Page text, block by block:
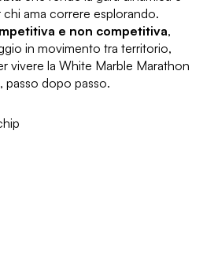
ama correre esplorando.
e non competitiva,
in movimento tra territorio,
vivere la White Marble Marathon
passo dopo passo.